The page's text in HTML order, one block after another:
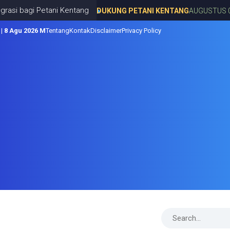
Kentang DUKUNG PETANI KENTANGAUGUSTUS 07, 2026
8 Agu 2026 MTentangKontakDisclaimerPrivacy Policy